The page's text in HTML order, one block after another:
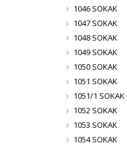
1046 SOKAK
1047 SOKAK
1048 SOKAK
1049 SOKAK
1050 SOKAK
1051 SOKAK
1051/1 SOKAK
1052 SOKAK
1053 SOKAK
1054 SOKAK